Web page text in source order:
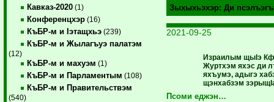
Кавказ-2020 (1)
Конференцхэр (16)
КъБР-м и Iэтащхьэ (239)
КъБР-м и Жылагъуэ палатэм
(12)
КъБР-м и махуэм (1)
КъБР-м и Парламентым (108)
КъБР-м и Правительствэм
(540)
Зыхыхьэхэр: Ди
2021-09-25
Израилым щыIэ
Журтхэм яхэс ди
яхъумэ, адыгэ
щэнхабзэм
Псоми еджэн…